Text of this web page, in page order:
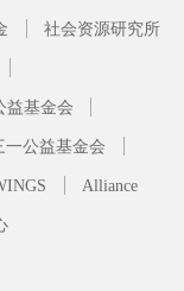
社会资源研究所
益基金会
一公益基金会
Alliance